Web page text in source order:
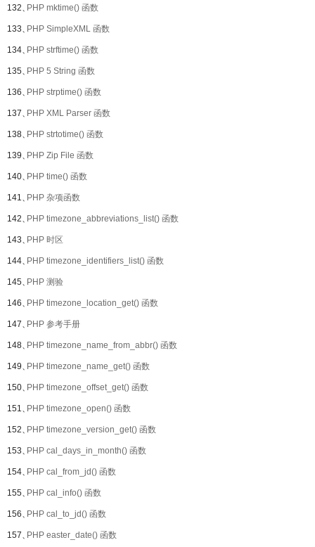
132、PHP mktime() 函数
133、PHP SimpleXML 函数
134、PHP strftime() 函数
135、PHP 5 String 函数
136、PHP strptime() 函数
137、PHP XML Parser 函数
138、PHP strtotime() 函数
139、PHP Zip File 函数
140、PHP time() 函数
141、PHP 杂项函数
142、PHP timezone_abbreviations_list() 函数
143、PHP 时区
144、PHP timezone_identifiers_list() 函数
145、PHP 测验
146、PHP timezone_location_get() 函数
147、PHP 参考手册
148、PHP timezone_name_from_abbr() 函数
149、PHP timezone_name_get() 函数
150、PHP timezone_offset_get() 函数
151、PHP timezone_open() 函数
152、PHP timezone_version_get() 函数
153、PHP cal_days_in_month() 函数
154、PHP cal_from_jd() 函数
155、PHP cal_info() 函数
156、PHP cal_to_jd() 函数
157、PHP easter_date() 函数